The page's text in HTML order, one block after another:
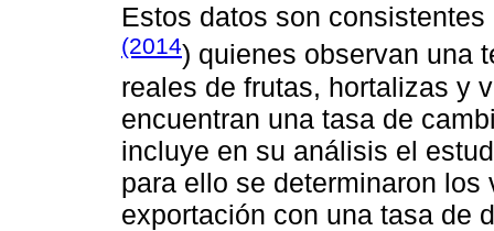
Estos datos son
(2014) quienes observan una
reales de frutas, hortalizas y
encuentran una tasa de
incluye en su análisis el
para ello se determinaron
exportación con una tasa de